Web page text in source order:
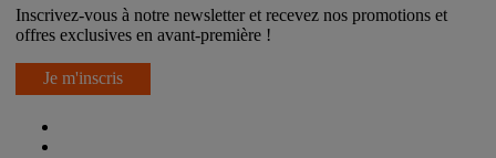
Inscrivez-vous à notre newsletter et recevez nos promotions et
Je m'inscris